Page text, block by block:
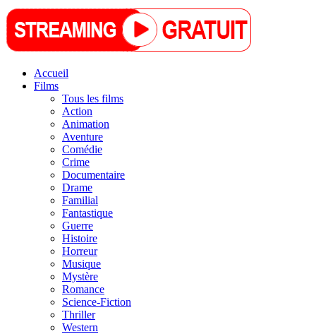
Accueil
Films
Tous les films
Action
Animation
Aventure
Comédie
Crime
Documentaire
Drame
Familial
Fantastique
Guerre
Histoire
Horreur
Musique
Mystère
Romance
Science-Fiction
Thriller
Western